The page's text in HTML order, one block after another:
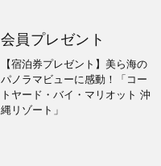
会員プレゼント
【宿泊券プレゼント】美ら海の
パノラマビューに感動！「コー
トヤード・バイ・マリオット 沖
縄リゾート」